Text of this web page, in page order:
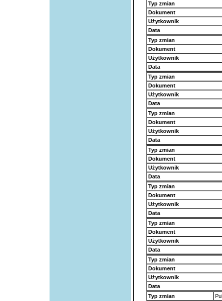
Typ zmian
Dokument
Użytkownik
Data
Typ zmian
Dokument
Użytkownik
Data
Typ zmian
Dokument
Użytkownik
Data
Typ zmian
Dokument
Użytkownik
Data
Typ zmian
Dokument
Użytkownik
Data
Typ zmian
Dokument
Użytkownik
Data
Typ zmian
Dokument
Użytkownik
Data
Typ zmian
Dokument
Użytkownik
Data
Typ zmian